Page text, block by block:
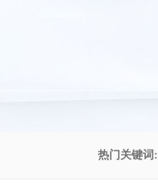
热门关键词: